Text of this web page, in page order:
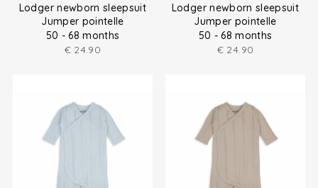
Lodger newborn sleepsuit
Jumper pointelle
50 - 68 months
€ 24.90
Lodger newborn sleepsuit
Jumper pointelle
50 - 68 months
€ 24.90